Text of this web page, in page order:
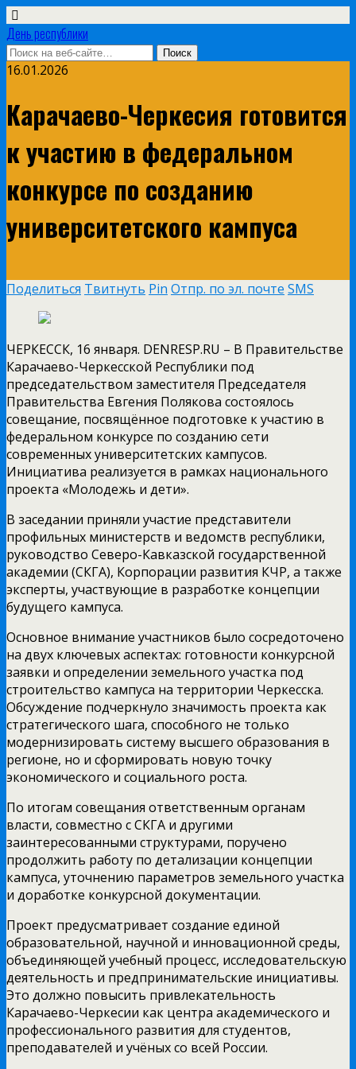
День республики
16.01.2026
Карачаево-Черкесия готовится
к участию в федеральном
конкурсе по созданию
университетского кампуса
Поделиться Твитнуть Pin Отпр. по эл. почте SMS
ЧЕРКЕССК, 16 января. DENRESP.RU – В Правительстве
Карачаево-Черкесской Республики под
председательством заместителя Председателя
Правительства Евгения Полякова состоялось
совещание, посвящённое подготовке к участию в
федеральном конкурсе по созданию сети
современных университетских кампусов.
Инициатива реализуется в рамках национального
проекта «Молодежь и дети».
В заседании приняли участие представители
профильных министерств и ведомств республики,
руководство Северо-Кавказской государственной
академии (СКГА), Корпорации развития КЧР, а также
эксперты, участвующие в разработке концепции
будущего кампуса.
Основное внимание участников было сосредоточено
на двух ключевых аспектах: готовности конкурсной
заявки и определении земельного участка под
строительство кампуса на территории Черкесска.
Обсуждение подчеркнуло значимость проекта как
стратегического шага, способного не только
модернизировать систему высшего образования в
регионе, но и сформировать новую точку
экономического и социального роста.
По итогам совещания ответственным органам
власти, совместно с СКГА и другими
заинтересованными структурами, поручено
продолжить работу по детализации концепции
кампуса, уточнению параметров земельного участка
и доработке конкурсной документации.
Проект предусматривает создание единой
образовательной, научной и инновационной среды,
объединяющей учебный процесс, исследовательскую
деятельность и предпринимательские инициативы.
Это должно повысить привлекательность
Карачаево-Черкесии как центра академического и
профессионального развития для студентов,
преподавателей и учёных со всей России.